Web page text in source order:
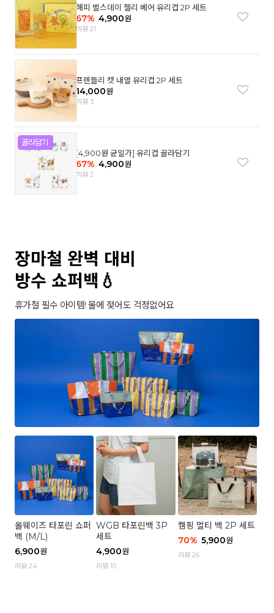
해피 벌스데이 젤리 베어 유리컵 2P 세트
67% 4,900원
리뷰 21
프렌들리 캣 내열 유리컵 2P 세트
14,000원
리뷰 3
[4,900원 균일가] 유리컵 골라담기
67% 4,900원
리뷰 2
장마철 완벽 대비
방수 쇼퍼백💧
휴가철 필수 아이템! 물에 젖어도 걱정없어요
올웨이즈 타포린 쇼퍼
백 (M/L)
6,900원
리뷰 24
WGB 타포린백 3P
세트
4,900원
리뷰 10
캠핑 멀티 백 2P 세트
70% 5,900원
리뷰 26